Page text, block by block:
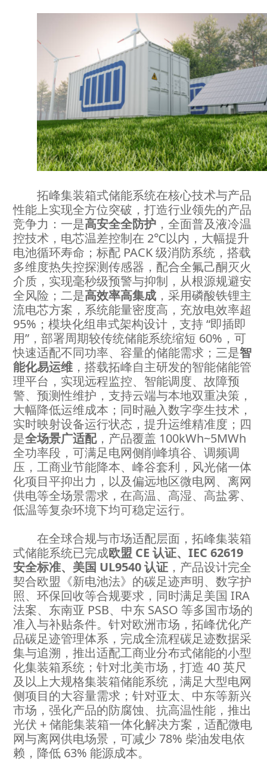
拓峰集装箱式储能系统在核心技术与产品
性能上实现全方位突破，打造行业领先的产品
竞争力：一是高安全全防护 ，全面普及液冷温
控技术，电芯温差控制在 2℃以内，大幅提升
电池循环寿命；标配 PACK 级消防系统，搭载
多维度热失控探测传感器，配合全氟己酮灭火
介质，实现毫秒级预警与抑制，从根源规避安
全风险；二是高效率高集成 ，采用磷酸铁锂主
流电芯方案，系统能量密度高，充放电效率超
95%；模块化组串式架构设计，支持 “即插即
用”，部署周期较传统储能系统缩短 60%，可
快速适配不同功率、容量的储能需求；三是智
能化易运维 ，搭载拓峰自主研发的智能储能管
理平台，实现远程监控、智能调度、故障预
警、预测性维护，支持云端与本地双重决策，
大幅降低运维成本；同时融入数字孪生技术，
实时映射设备运行状态，提升运维精准度；四
是全场景广适配，产品覆盖 100kWh~5MWh
全功率段，可满足电网侧削峰填谷、调频调
压，工商业节能降本、峰谷套利，风光储一体
化项目平抑出力，以及偏远地区微电网、离网
供电等全场景需求，在高温、高湿、高盐雾、
低温等复杂环境下均可稳定运行。
在全球合规与市场适配层面，拓峰集装箱
式储能系统已完成欧盟 CE 认证、IEC 62619
安全标准、美国 UL9540 认证 ，产品设计完全
契合欧盟《新电池法》的碳足迹声明、数字护
照、环保回收等合规要求，同时满足美国 IRA
法案、东南亚 PSB、中东 SASO 等多国市场的
准入与补贴条件。针对欧洲市场，拓峰优化产
品碳足迹管理体系，完成全流程碳足迹数据采
集与追溯，推出适配工商业分布式储能的小型
化集装箱系统；针对北美市场，打造 40 英尺
及以上大规格集装箱储能系统，满足大型电网
侧项目的大容量需求；针对亚太、中东等新兴
市场，强化产品的防腐蚀、抗高温性能，推出
光伏 + 储能集装箱一体化解决方案，适配微电
网与离网供电场景，可减少 78% 柴油发电依
赖，降低 63% 能源成本。